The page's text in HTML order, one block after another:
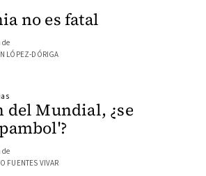
no es fatal
LÓPEZ-DÓRIGA
del Mundial, ¿se
FUENTES VIVAR